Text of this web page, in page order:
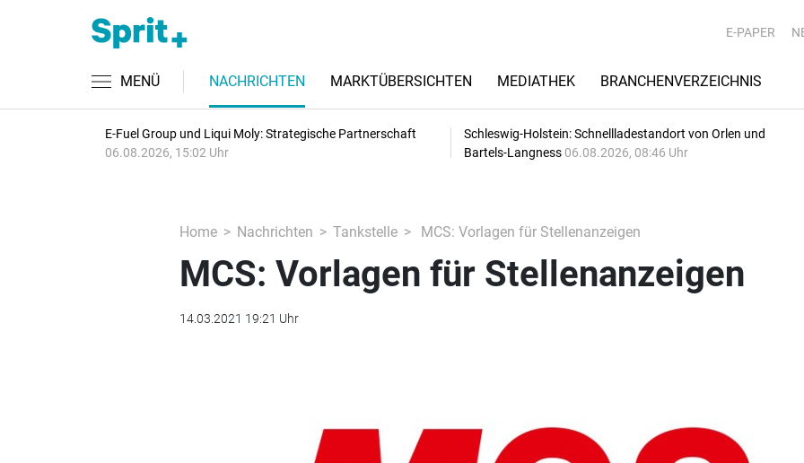
E-PAPER
MENÜ NACHRICHTEN MARKTÜBERSICHTEN MEDIATHEK BRANCHENVERZEICHNIS
E-Fuel Group und Liqui Moly: Strategische Partnerschaft
06.08.2026, 15:02 Uhr
Schleswig-Holstein: Schnellladestandort von Orlen und
Bartels-Langness 06.08.2026, 08:46 Uhr
Home Nachrichten Tankstelle MCS: Vorlagen für Stellenanzeigen
MCS: Vorlagen für Stellenanzeigen
14.03.2021 19:21 Uhr